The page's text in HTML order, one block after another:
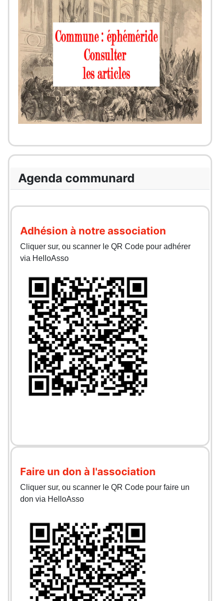
Agenda communard
Adhésion à notre association
Cliquer sur, ou scanner le QR Code pour adhérer
via HelloAsso
Faire un don à l'association
Cliquer sur, ou scanner le QR Code pour faire un
don via HelloAsso